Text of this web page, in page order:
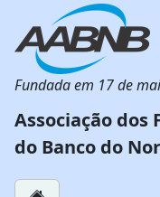
Fundada em 17 de
Associação dos
do Banco do